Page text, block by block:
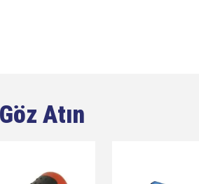
Atın